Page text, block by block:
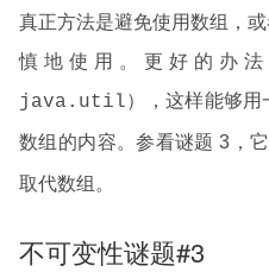
真正方法是避免使用数组，
慎地使用。更好的办
java.util），这样能够
数组的内容。参看谜题 3，
取代数组。
不可变性谜题#3